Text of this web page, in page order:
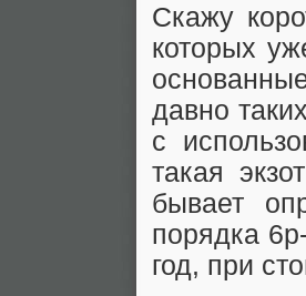
Скажу
которых
давно
с
такая
бывает
порядка
год, при